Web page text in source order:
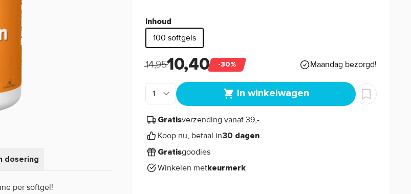
Inhoud
100 softgels
14,9510,40 -30% Maandag bezorgd!
In winkelwagen
Gratisverzending vanaf 39,-
Koop nu, betaal in30 dagen
Gratisgoodies
Winkelen metkeurmerk
dosering
per softgel!